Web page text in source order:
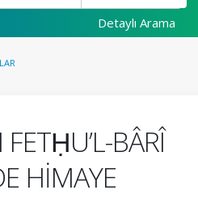
Detaylı Arama
BÂRÎ
HİMAYE